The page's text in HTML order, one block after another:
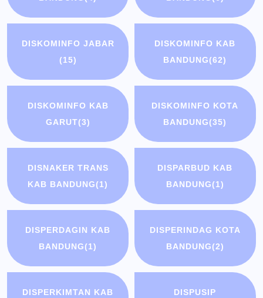
DISKOMINFO JABAR
(15)
DISKOMINFO KAB
BANDUNG(62)
DISKOMINFO KAB
GARUT(3)
DISKOMINFO KOTA
BANDUNG(35)
DISNAKER TRANS
KAB BANDUNG(1)
DISPARBUD KAB
BANDUNG(1)
DISPERDAGIN KAB
BANDUNG(1)
DISPERINDAG KOTA
BANDUNG(2)
DISPERKIMTAN KAB
DISPUSIP